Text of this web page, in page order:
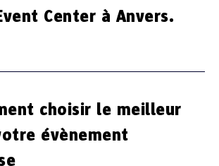
Center à Anvers.
choisir le meilleur
évènement